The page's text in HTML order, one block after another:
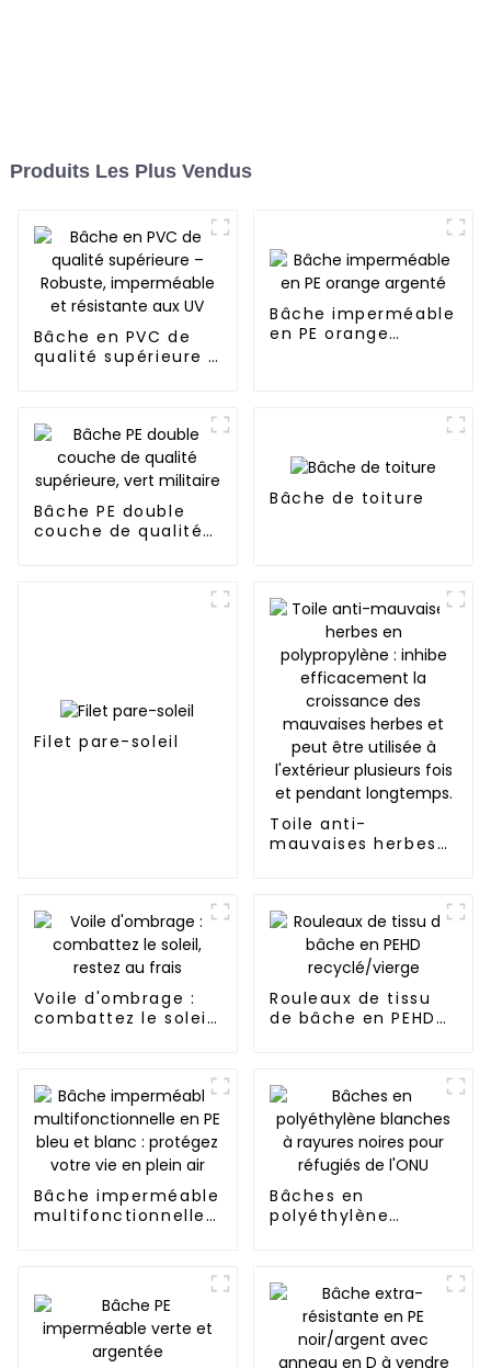
Produits Les Plus Vendus
Bâche en PVC de
qualité supérieure –
Bâche imperméable
en PE orange
Bâche PE double
couche de qualité
Bâche de toiture
Filet pare-soleil
Toile anti-
mauvaises herbes
croissance des
mauvaises herbes
et peut être utilisée
à l'extérieur
plusieurs fois et
pendant longtemps.
Voile d'ombrage :
combattez le soleil,
Rouleaux de tissu
de bâche en PEHD
Bâche imperméable
multifonctionnelle
air
Bâches en
polyéthylène